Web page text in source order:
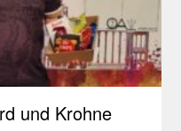
und Krohne